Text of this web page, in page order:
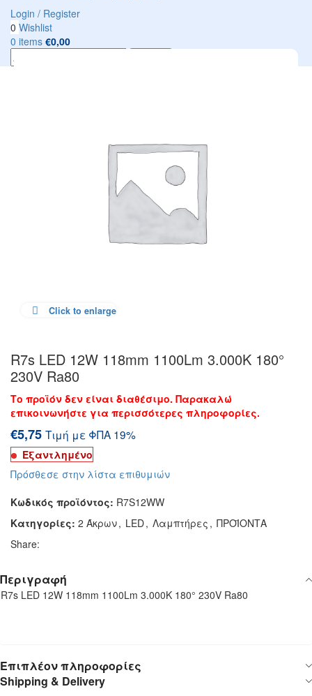
Login / Register
0 Wishlist
0 items €0,00
Click to enlarge
R7s LED 12W 118mm 1100Lm 3.000K 180°
230V Ra80
Το προϊόν δεν είναι διαθέσιμο. Παρακαλώ
επικοινωνήστε για περισσότερες πληροφορίες.
€5,75 Τιμή με ΦΠΑ 19%
Εξαντλημένο
Πρόσθεσε στην λίστα επιθυμιών
Κωδικός προϊόντος: R7S12WW
Κατηγορίες: 2 Άκρων, LED, Λαμπτήρες , ΠΡΟΪΟΝΤΑ
Share:
Περιγραφή
R7s LED 12W 118mm 1100Lm 3.000K 180° 230V Ra80
Επιπλέον πληροφορίες
Shipping & Delivery